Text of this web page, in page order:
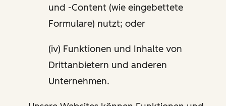
und -Content (wie eingebettete
Formulare) nutzt; oder
(iv) Funktionen und Inhalte von
Drittanbietern und anderen
Unternehmen.